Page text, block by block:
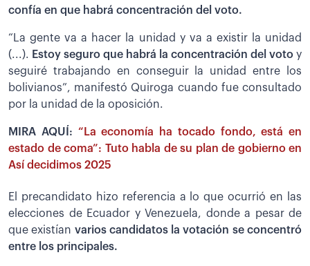
confía en que habrá concentración del voto.
“La gente va a hacer la unidad y va a existir la unidad
(...). Estoy seguro que habrá la concentración del voto y
seguiré trabajando en conseguir la unidad entre los
bolivianos”, manifestó Quiroga cuando fue consultado
por la unidad de la oposición.
MIRA AQUÍ: “La economía ha tocado fondo, está en
estado de coma”: Tuto habla de su plan de gobierno en
Así decidimos 2025
El precandidato hizo referencia a lo que ocurrió en las
elecciones de Ecuador y Venezuela, donde a pesar de
que existían varios candidatos la votación se concentró
entre los principales.